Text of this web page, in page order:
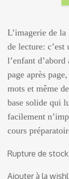
L’imagerie de la
de lecture:
l’enfant
page après
mots et même
base solide qui
facilement
cours
Rupture de stock
Ajouter à la